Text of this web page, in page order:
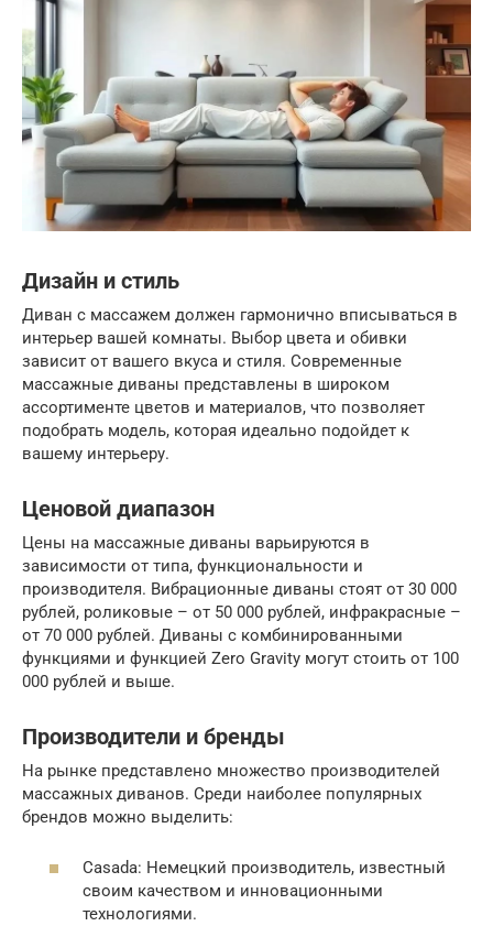
Дизайн и стиль
Диван с массажем должен гармонично вписываться в
интерьер вашей комнаты. Выбор цвета и обивки
зависит от вашего вкуса и стиля. Современные
массажные диваны представлены в широком
ассортименте цветов и материалов, что позволяет
подобрать модель, которая идеально подойдет к
вашему интерьеру.
Ценовой диапазон
Цены на массажные диваны варьируются в
зависимости от типа, функциональности и
производителя. Вибрационные диваны стоят от 30 000
рублей, роликовые – от 50 000 рублей, инфракрасные –
от 70 000 рублей. Диваны с комбинированными
функциями и функцией Zero Gravity могут стоить от 100
000 рублей и выше.
Производители и бренды
На рынке представлено множество производителей
массажных диванов. Среди наиболее популярных
брендов можно выделить:
Casada: Немецкий производитель, известный
своим качеством и инновационными
технологиями.